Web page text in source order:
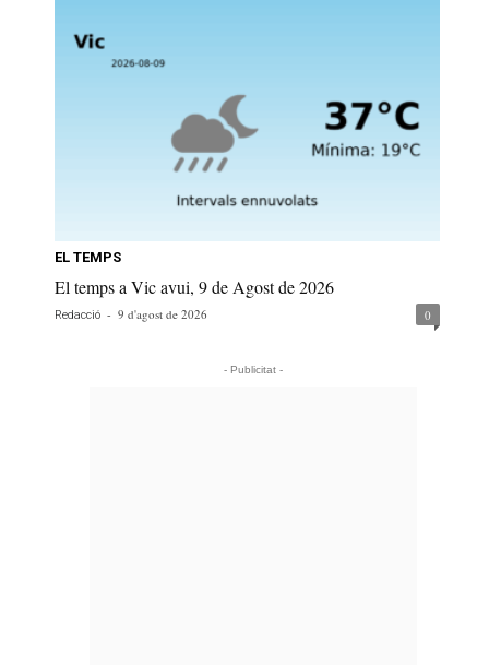
EL TEMPS
El temps a Vic avui, 9 de Agost de 2026
Redacció - 9 d'agost de 2026 0
- Publicitat -